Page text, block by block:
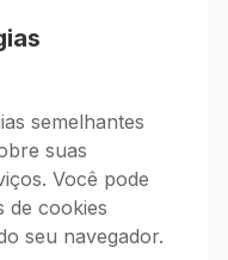
semelhantes
suas
Você pode
de cookies
seu navegador.